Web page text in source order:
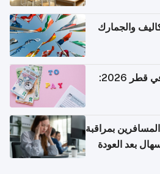
والجمارك
الإقامة الضريبية للوافدين في قطر 2026:
بمراقبة
بعد العودة